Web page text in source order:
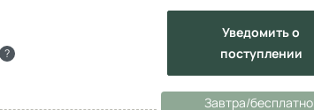
?
Уведомитьо
поступлении
Завтра/бесплатно